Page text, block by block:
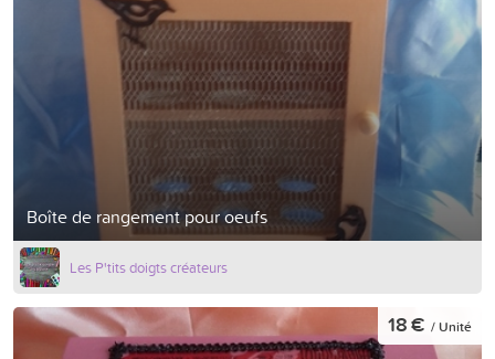
Boîte de rangement pour oeufs
Les P'tits doigts créateurs
18 € / Unité